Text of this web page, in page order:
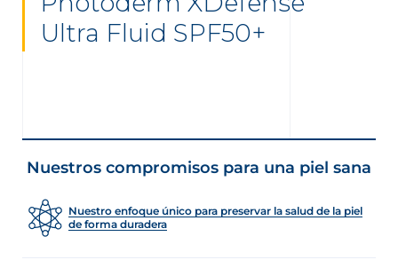
Ultra Fluid SPF50+
Nuestros compromisos para una piel sana
Nuestro enfoque único para preservar la salud de la piel
de forma duradera